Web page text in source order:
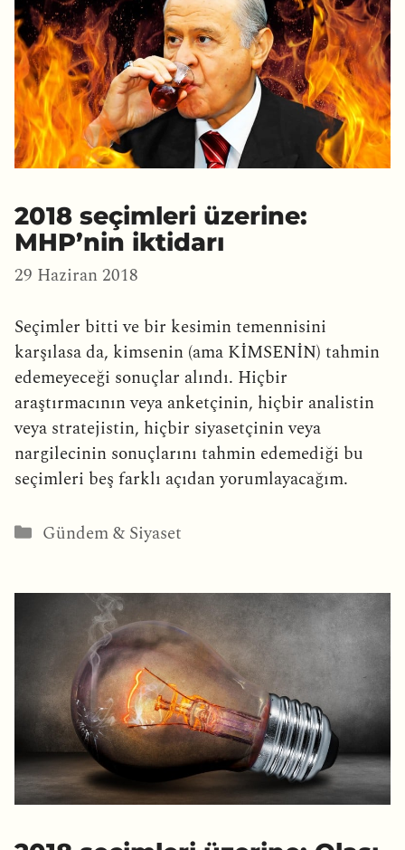
2018 seçimleri üzerine:
MHP’nin iktidarı
29 Haziran 2018
Seçimler bitti ve bir kesimin temennisini
karşılasa da, kimsenin (ama KİMSENİN) tahmin
edemeyeceği sonuçlar alındı. Hiçbir
araştırmacının veya anketçinin, hiçbir analistin
veya stratejistin, hiçbir siyasetçinin veya
nargilecinin sonuçlarını tahmin edemediği bu
seçimleri beş farklı açıdan yorumlayacağım.
Kategoriler
Gündem & Siyaset